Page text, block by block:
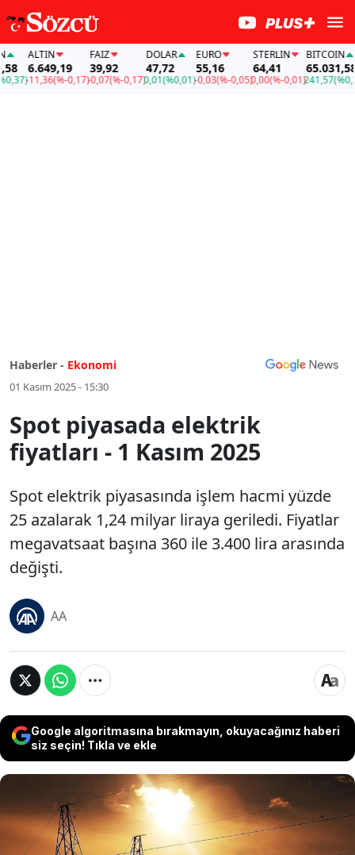
ALTIN
6.649,19
-11,36(%-0,17)
FAİZ
39,92
-0,07(%-0,17)
DOLAR
47,72
0,01(%0,01)
EURO
55,16
-0,03(%-0,05)
STERLIN
64,41
0,00(%-0,01)
BITCOIN
65.031,58
241,57(%0,37)
Haberler - Ekonomi
01 Kasım 2025 - 15:30
Spot piyasada elektrik
fiyatları - 1 Kasım 2025
Spot elektrik piyasasında işlem hacmi yüzde
25 azalarak 1,24 milyar liraya geriledi. Fiyatlar
megavatsaat başına 360 ile 3.400 lira arasında
değişti.
AA
Google algoritmasına bırakmayın, okuyacağınız haberi
siz seçin! Tıkla ve ekle
Spot elektrik piyasasında işlem hacmi